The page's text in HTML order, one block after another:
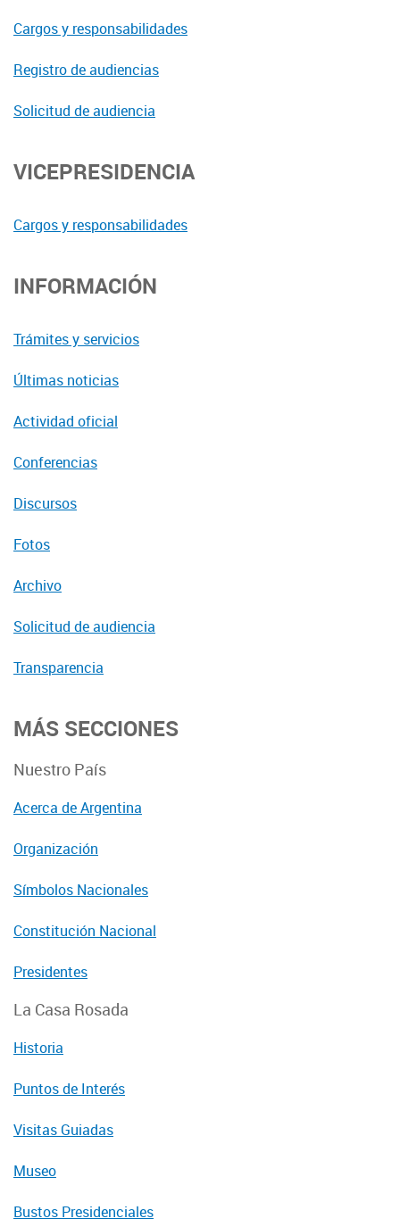
Cargos y responsabilidades
Registro de audiencias
Solicitud de audiencia
VICEPRESIDENCIA
Cargos y responsabilidades
INFORMACIÓN
Trámites y servicios
Últimas noticias
Actividad oficial
Conferencias
Discursos
Fotos
Archivo
Solicitud de audiencia
Transparencia
MÁS SECCIONES
Nuestro País
Acerca de Argentina
Organización
Símbolos Nacionales
Constitución Nacional
Presidentes
La Casa Rosada
Historia
Puntos de Interés
Visitas Guiadas
Museo
Bustos Presidenciales